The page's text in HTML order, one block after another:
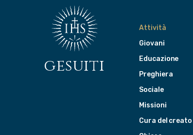
gesuiti
Attività
Giovani
Educazione
Preghiera
Sociale
Missioni
Cura del creato